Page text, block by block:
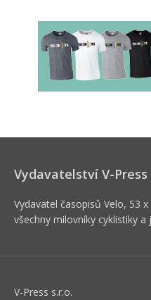
Vydavatelství V-Press
Vydavatel časopisů Velo, 53
všechny milovníky cyklistiky a
V-Press s.r.o.